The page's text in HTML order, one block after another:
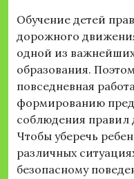
Обучение детей
дорожного
одной из
образования.
повседневная
формированию
соблюдения
Чтобы уберечь
различных
безопасному